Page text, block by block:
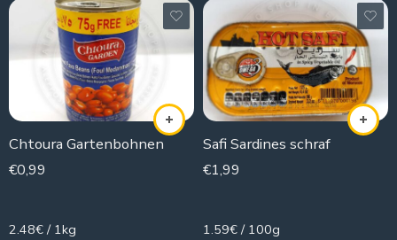
Chtoura Gartenbohnen
€0,99
2.48€ / 1kg
Safi Sardines schraf
€1,99
1.59€ / 100g